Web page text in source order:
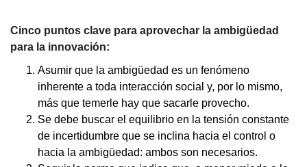
Cinco puntos clave para aprovechar la ambigüedad
para la innovación:
Asumir que la ambigüedad es un fenómeno
inherente a toda interacción social y, por lo mismo,
más que temerle hay que sacarle provecho.
Se debe buscar el equilibrio en la tensión constante
de incertidumbre que se inclina hacia el control o
hacia la ambigüedad: ambos son necesarios.